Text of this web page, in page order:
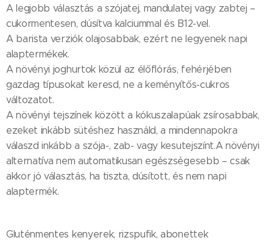
A legjobb választás a szójatej, mandulatej vagy zabtej –
cukormentesen, dúsítva kalciummal és B12-vel.
A barista verziók olajosabbak, ezért ne legyenek napi
alaptermékek.
A növényi joghurtok közül az élőflórás, fehérjében
gazdag típusokat keresd, ne a keményítős-cukros
változatot.
A növényi tejszínek között a kókuszalapúak zsírosabbak,
ezeket inkább sütéshez használd, a mindennapokra
válaszd inkább a szója-, zab- vagy kesutejszínt.A növényi
alternatíva nem automatikusan egészségesebb – csak
akkor jó választás, ha tiszta, dúsított, és nem napi
alaptermék.
Gluténmentes kenyerek, rizspufik, abonettek